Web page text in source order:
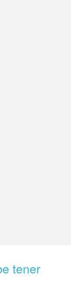
tener